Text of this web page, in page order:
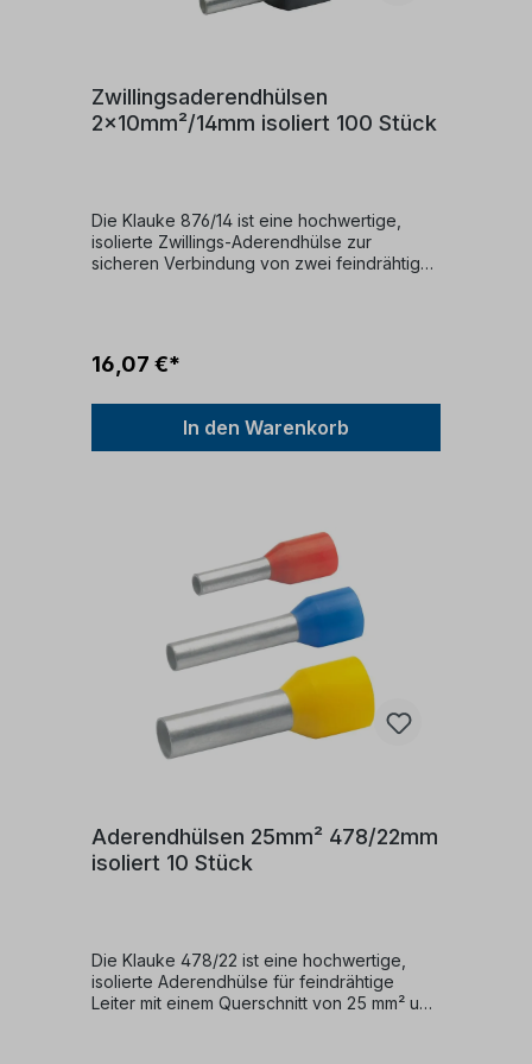
Zwillingsaderendhülsen
2x10mm²/14mm isoliert 100 Stück
Die Klauke 876/14 ist eine hochwertige,
isolierte Zwillings-Aderendhülse zur
sicheren Verbindung von zwei feindrähtigen
und Steuerungsbau.Querschnitt: 2 × 10
4Material: verzinntes Kupfer, Kunststoff-
IsolationEinsatz: Für parallelen Anschluss
16,07 €*
In den Warenkorb
Aderendhülsen 25mm² 478/22mm
isoliert 10 Stück
Die Klauke 478/22 ist eine hochwertige,
isolierte Aderendhülse für feindrähtige
Leiter mit einem Querschnitt von 25 mm² und